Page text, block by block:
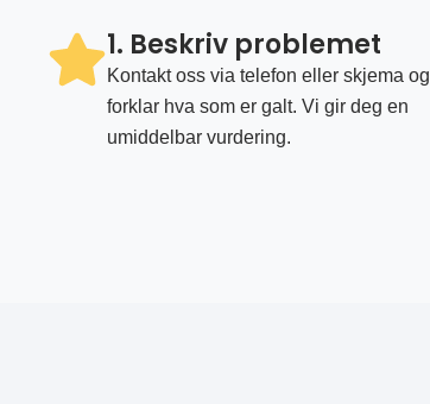
1. Beskriv problemet
Kontakt oss via telefon eller skjema og
forklar hva som er galt. Vi gir deg en
umiddelbar vurdering.